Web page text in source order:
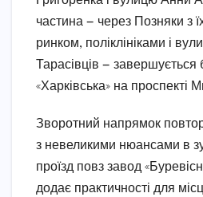
частина — через Позняки з
ринком, поліклініками і
Тарасівців — завершується
«Харківська» на проспекті
Зворотний напрямок
з невеликими нюансами в
проїзд повз завод
додає практичності для